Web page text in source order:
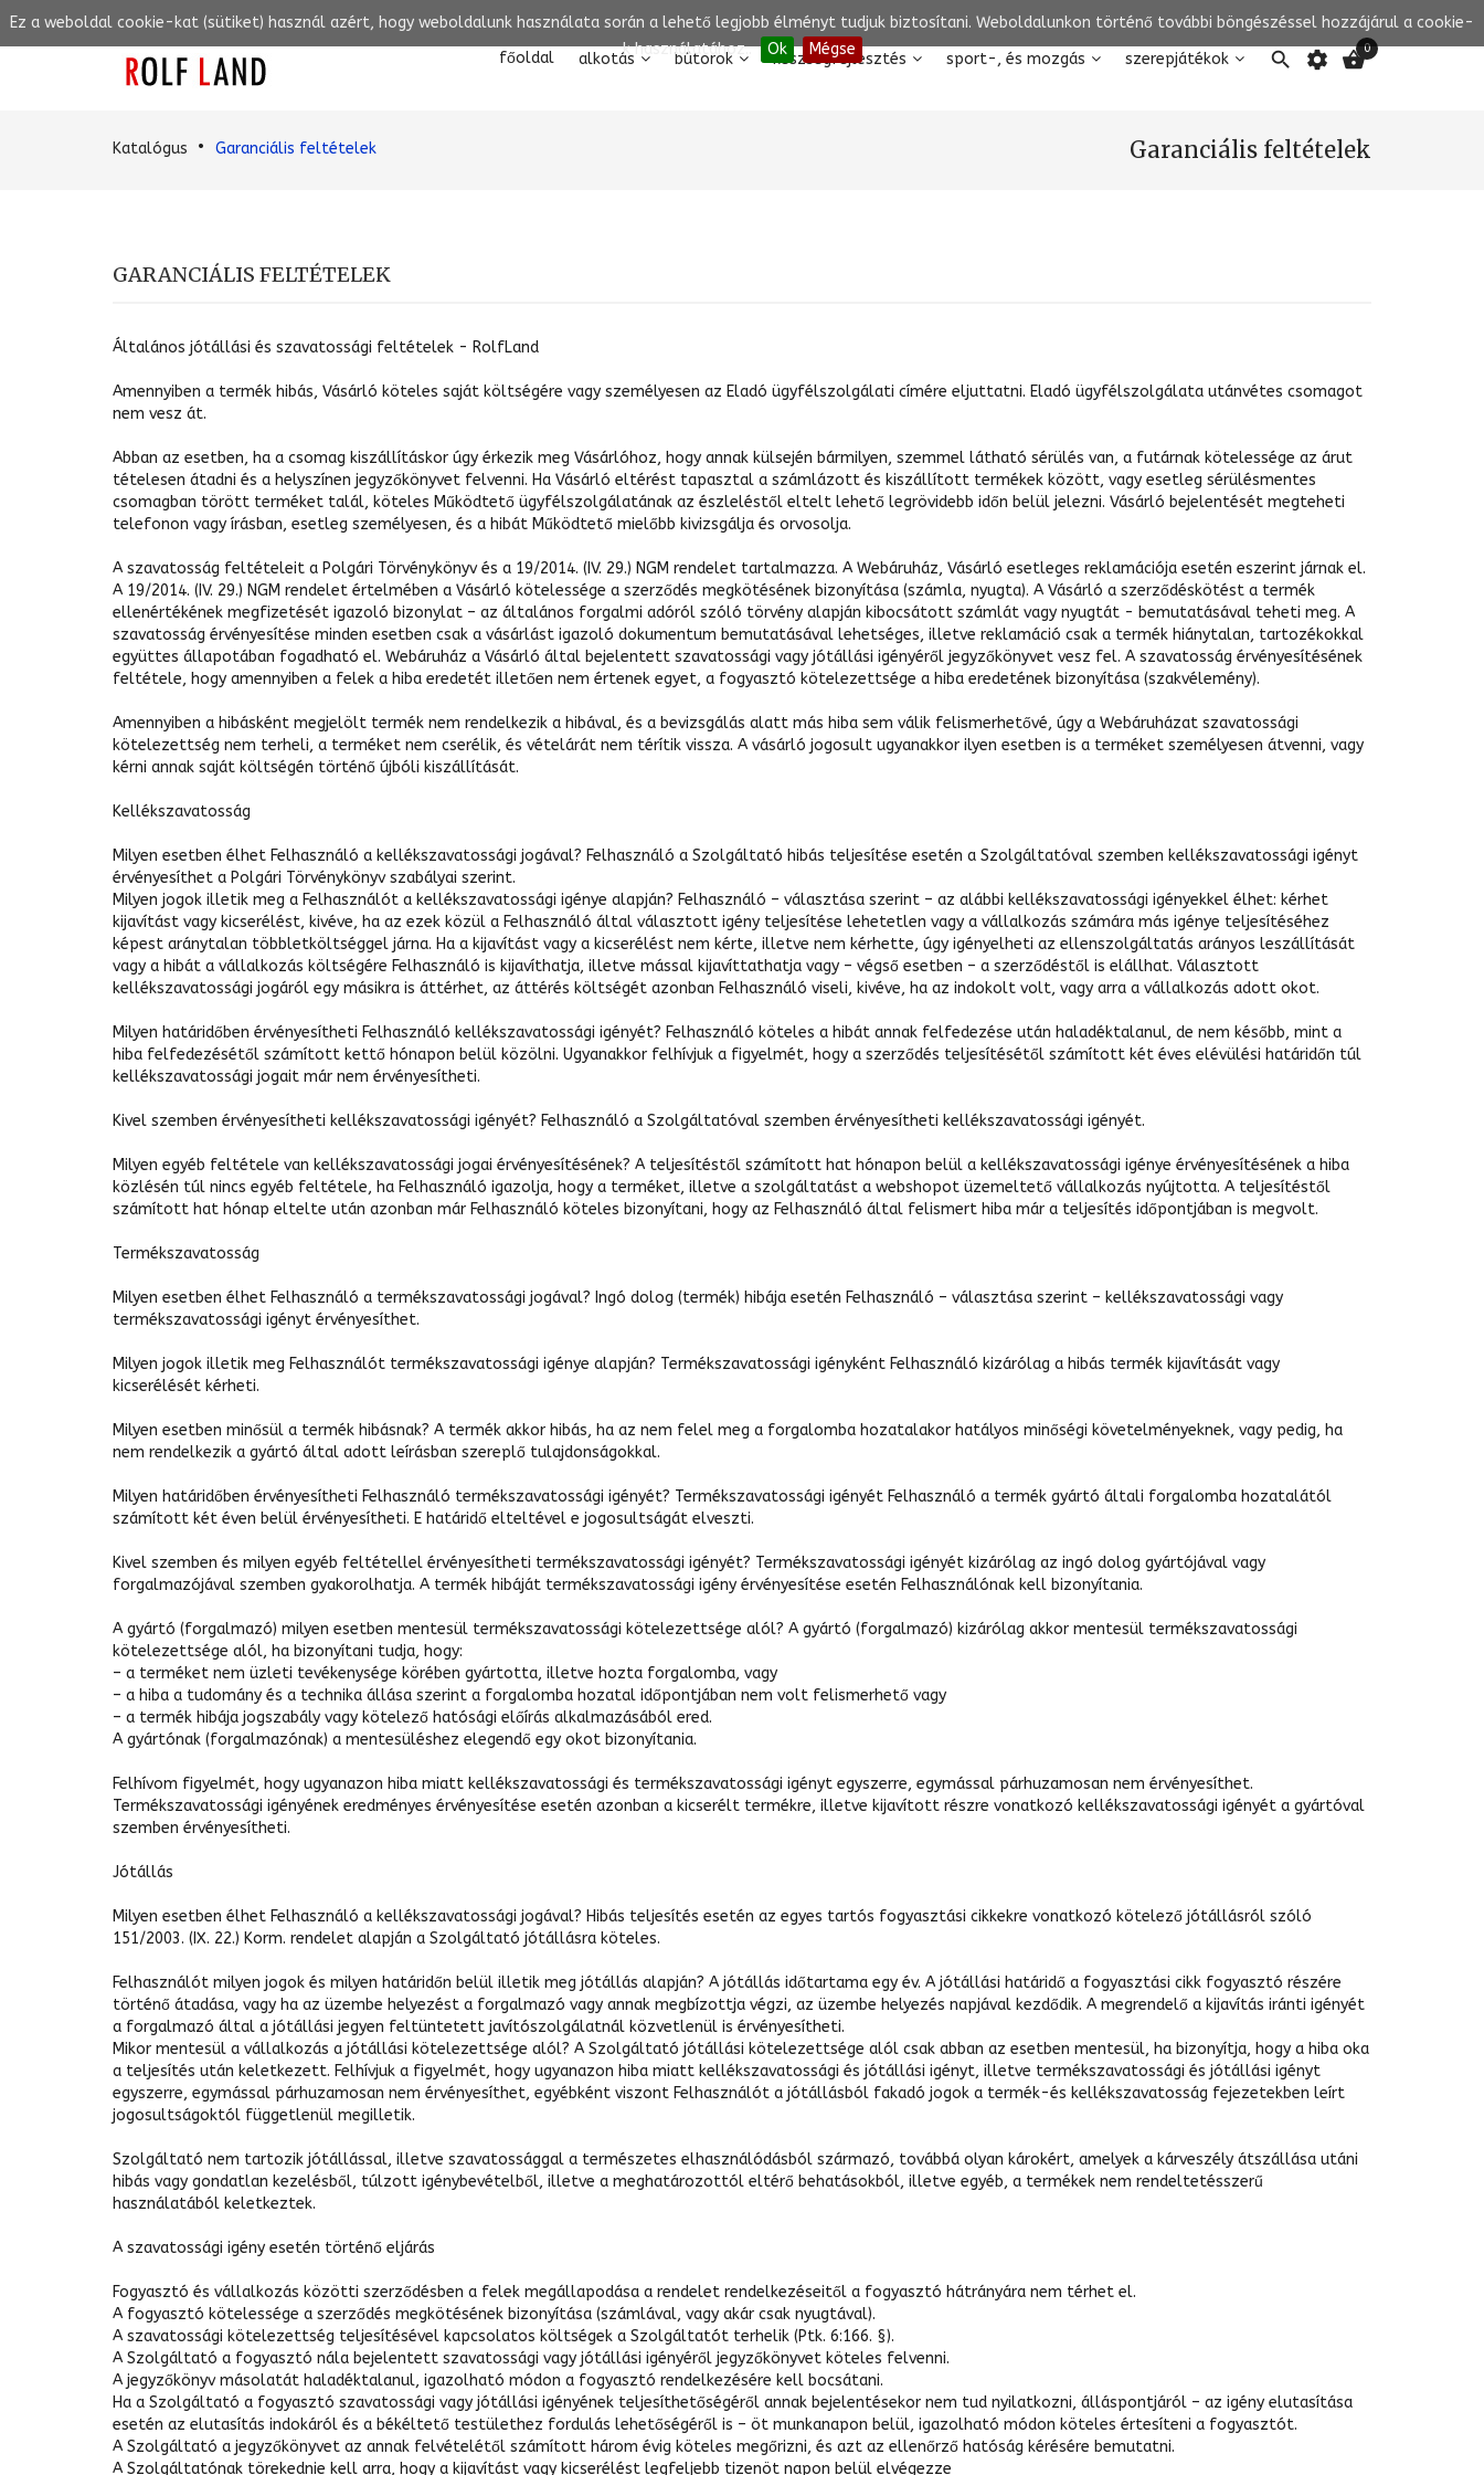
Ez a weboldal cookie-kat (sütiket) használ azért, hogy weboldalunk használata során a lehető legjobb élményt tudjuk biztosítani. Weboldalunkon történő további böngészéssel hozzájárul a cookie-
k használatához..
Ok Mégse
főoldal alkotás bútorok készségfejlesztés sport-, és mozgás szerepjátékok  settings 0
Katalógus Garanciális feltételek Garanciális feltételek
GARANCIÁLIS FELTÉTELEK
Általános jótállási és szavatossági feltételek - RolfLand
Amennyiben a termék hibás, Vásárló köteles saját költségére vagy személyesen az Eladó ügyfélszolgálati címére eljuttatni. Eladó ügyfélszolgálata utánvétes csomagot
nem vesz át.
Abban az esetben, ha a csomag kiszállításkor úgy érkezik meg Vásárlóhoz, hogy annak külsején bármilyen, szemmel látható sérülés van, a futárnak kötelessége az árut
tételesen átadni és a helyszínen jegyzőkönyvet felvenni. Ha Vásárló eltérést tapasztal a számlázott és kiszállított termékek között, vagy esetleg sérülésmentes
csomagban törött terméket talál, köteles Működtető ügyfélszolgálatának az észleléstől eltelt lehető legrövidebb időn belül jelezni. Vásárló bejelentését megteheti
telefonon vagy írásban, esetleg személyesen, és a hibát Működtető mielőbb kivizsgálja és orvosolja.
A szavatosság feltételeit a Polgári Törvénykönyv és a 19/2014. (IV. 29.) NGM rendelet tartalmazza. A Webáruház, Vásárló esetleges reklamációja esetén eszerint járnak el.
A 19/2014. (IV. 29.) NGM rendelet értelmében a Vásárló kötelessége a szerződés megkötésének bizonyítása (számla, nyugta). A Vásárló a szerződéskötést a termék
ellenértékének megfizetését igazoló bizonylat – az általános forgalmi adóról szóló törvény alapján kibocsátott számlát vagy nyugtát - bemutatásával teheti meg. A
szavatosság érvényesítése minden esetben csak a vásárlást igazoló dokumentum bemutatásával lehetséges, illetve reklamáció csak a termék hiánytalan, tartozékokkal
együttes állapotában fogadható el. Webáruház a Vásárló által bejelentett szavatossági vagy jótállási igényéről jegyzőkönyvet vesz fel. A szavatosság érvényesítésének
feltétele, hogy amennyiben a felek a hiba eredetét illetően nem értenek egyet, a fogyasztó kötelezettsége a hiba eredetének bizonyítása (szakvélemény).
Amennyiben a hibásként megjelölt termék nem rendelkezik a hibával, és a bevizsgálás alatt más hiba sem válik felismerhetővé, úgy a Webáruházat szavatossági
kötelezettség nem terheli, a terméket nem cserélik, és vételárát nem térítik vissza. A vásárló jogosult ugyanakkor ilyen esetben is a terméket személyesen átvenni, vagy
kérni annak saját költségén történő újbóli kiszállítását.
Kellékszavatosság
Milyen esetben élhet Felhasználó a kellékszavatossági jogával? Felhasználó a Szolgáltató hibás teljesítése esetén a Szolgáltatóval szemben kellékszavatossági igényt
érvényesíthet a Polgári Törvénykönyv szabályai szerint.
Milyen jogok illetik meg a Felhasználót a kellékszavatossági igénye alapján? Felhasználó – választása szerint – az alábbi kellékszavatossági igényekkel élhet: kérhet
kijavítást vagy kicserélést, kivéve, ha az ezek közül a Felhasználó által választott igény teljesítése lehetetlen vagy a vállalkozás számára más igénye teljesítéséhez
képest aránytalan többletköltséggel járna. Ha a kijavítást vagy a kicserélést nem kérte, illetve nem kérhette, úgy igényelheti az ellenszolgáltatás arányos leszállítását
vagy a hibát a vállalkozás költségére Felhasználó is kijavíthatja, illetve mással kijavíttathatja vagy – végső esetben – a szerződéstől is elállhat. Választott
kellékszavatossági jogáról egy másikra is áttérhet, az áttérés költségét azonban Felhasználó viseli, kivéve, ha az indokolt volt, vagy arra a vállalkozás adott okot.
Milyen határidőben érvényesítheti Felhasználó kellékszavatossági igényét? Felhasználó köteles a hibát annak felfedezése után haladéktalanul, de nem később, mint a
hiba felfedezésétől számított kettő hónapon belül közölni. Ugyanakkor felhívjuk a figyelmét, hogy a szerződés teljesítésétől számított két éves elévülési határidőn túl
kellékszavatossági jogait már nem érvényesítheti.
Kivel szemben érvényesítheti kellékszavatossági igényét? Felhasználó a Szolgáltatóval szemben érvényesítheti kellékszavatossági igényét.
Milyen egyéb feltétele van kellékszavatossági jogai érvényesítésének? A teljesítéstől számított hat hónapon belül a kellékszavatossági igénye érvényesítésének a hiba
közlésén túl nincs egyéb feltétele, ha Felhasználó igazolja, hogy a terméket, illetve a szolgáltatást a webshopot üzemeltető vállalkozás nyújtotta. A teljesítéstől
számított hat hónap eltelte után azonban már Felhasználó köteles bizonyítani, hogy az Felhasználó által felismert hiba már a teljesítés időpontjában is megvolt.
Termékszavatosság
Milyen esetben élhet Felhasználó a termékszavatossági jogával? Ingó dolog (termék) hibája esetén Felhasználó – választása szerint – kellékszavatossági vagy
termékszavatossági igényt érvényesíthet.
Milyen jogok illetik meg Felhasználót termékszavatossági igénye alapján? Termékszavatossági igényként Felhasználó kizárólag a hibás termék kijavítását vagy
kicserélését kérheti.
Milyen esetben minősül a termék hibásnak? A termék akkor hibás, ha az nem felel meg a forgalomba hozatalakor hatályos minőségi követelményeknek, vagy pedig, ha
nem rendelkezik a gyártó által adott leírásban szereplő tulajdonságokkal.
Milyen határidőben érvényesítheti Felhasználó termékszavatossági igényét? Termékszavatossági igényét Felhasználó a termék gyártó általi forgalomba hozatalától
számított két éven belül érvényesítheti. E határidő elteltével e jogosultságát elveszti.
Kivel szemben és milyen egyéb feltétellel érvényesítheti termékszavatossági igényét? Termékszavatossági igényét kizárólag az ingó dolog gyártójával vagy
forgalmazójával szemben gyakorolhatja. A termék hibáját termékszavatossági igény érvényesítése esetén Felhasználónak kell bizonyítania.
A gyártó (forgalmazó) milyen esetben mentesül termékszavatossági kötelezettsége alól? A gyártó (forgalmazó) kizárólag akkor mentesül termékszavatossági
kötelezettsége alól, ha bizonyítani tudja, hogy:
– a terméket nem üzleti tevékenysége körében gyártotta, illetve hozta forgalomba, vagy
– a hiba a tudomány és a technika állása szerint a forgalomba hozatal időpontjában nem volt felismerhető vagy
– a termék hibája jogszabály vagy kötelező hatósági előírás alkalmazásából ered.
A gyártónak (forgalmazónak) a mentesüléshez elegendő egy okot bizonyítania.
Felhívom figyelmét, hogy ugyanazon hiba miatt kellékszavatossági és termékszavatossági igényt egyszerre, egymással párhuzamosan nem érvényesíthet.
Termékszavatossági igényének eredményes érvényesítése esetén azonban a kicserélt termékre, illetve kijavított részre vonatkozó kellékszavatossági igényét a gyártóval
szemben érvényesítheti.
Jótállás
Milyen esetben élhet Felhasználó a kellékszavatossági jogával? Hibás teljesítés esetén az egyes tartós fogyasztási cikkekre vonatkozó kötelező jótállásról szóló
151/2003. (IX. 22.) Korm. rendelet alapján a Szolgáltató jótállásra köteles.
Felhasználót milyen jogok és milyen határidőn belül illetik meg jótállás alapján? A jótállás időtartama egy év. A jótállási határidő a fogyasztási cikk fogyasztó részére
történő átadása, vagy ha az üzembe helyezést a forgalmazó vagy annak megbízottja végzi, az üzembe helyezés napjával kezdődik. A megrendelő a kijavítás iránti igényét
a forgalmazó által a jótállási jegyen feltüntetett javítószolgálatnál közvetlenül is érvényesítheti.
Mikor mentesül a vállalkozás a jótállási kötelezettsége alól? A Szolgáltató jótállási kötelezettsége alól csak abban az esetben mentesül, ha bizonyítja, hogy a hiba oka
a teljesítés után keletkezett. Felhívjuk a figyelmét, hogy ugyanazon hiba miatt kellékszavatossági és jótállási igényt, illetve termékszavatossági és jótállási igényt
egyszerre, egymással párhuzamosan nem érvényesíthet, egyébként viszont Felhasználót a jótállásból fakadó jogok a termék-és kellékszavatosság fejezetekben leírt
jogosultságoktól függetlenül megilletik.
Szolgáltató nem tartozik jótállással, illetve szavatossággal a természetes elhasználódásból származó, továbbá olyan károkért, amelyek a kárveszély átszállása utáni
hibás vagy gondatlan kezelésből, túlzott igénybevételből, illetve a meghatározottól eltérő behatásokból, illetve egyéb, a termékek nem rendeltetésszerű
használatából keletkeztek.
A szavatossági igény esetén történő eljárás
Fogyasztó és vállalkozás közötti szerződésben a felek megállapodása a rendelet rendelkezéseitől a fogyasztó hátrányára nem térhet el.
A fogyasztó kötelessége a szerződés megkötésének bizonyítása (számlával, vagy akár csak nyugtával).
A szavatossági kötelezettség teljesítésével kapcsolatos költségek a Szolgáltatót terhelik (Ptk. 6:166. §).
A Szolgáltató a fogyasztó nála bejelentett szavatossági vagy jótállási igényéről jegyzőkönyvet köteles felvenni.
A jegyzőkönyv másolatát haladéktalanul, igazolható módon a fogyasztó rendelkezésére kell bocsátani.
Ha a Szolgáltató a fogyasztó szavatossági vagy jótállási igényének teljesíthetőségéről annak bejelentésekor nem tud nyilatkozni, álláspontjáról – az igény elutasítása
esetén az elutasítás indokáról és a békéltető testülethez fordulás lehetőségéről is – öt munkanapon belül, igazolható módon köteles értesíteni a fogyasztót.
A Szolgáltató a jegyzőkönyvet az annak felvételétől számított három évig köteles megőrizni, és azt az ellenőrző hatóság kérésére bemutatni.
A Szolgáltatónak törekednie kell arra, hogy a kijavítást vagy kicserélést legfeljebb tizenöt napon belül elvégezze